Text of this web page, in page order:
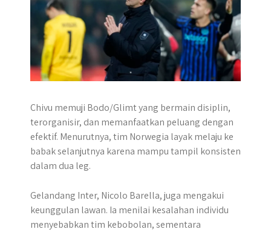
Chivu memuji Bodo/Glimt yang bermain disiplin,
terorganisir, dan memanfaatkan peluang dengan
efektif. Menurutnya, tim Norwegia layak melaju ke
babak selanjutnya karena mampu tampil konsisten
dalam dua leg.
Gelandang Inter, Nicolo Barella, juga mengakui
keunggulan lawan. Ia menilai kesalahan individu
menyebabkan tim kebobolan, sementara